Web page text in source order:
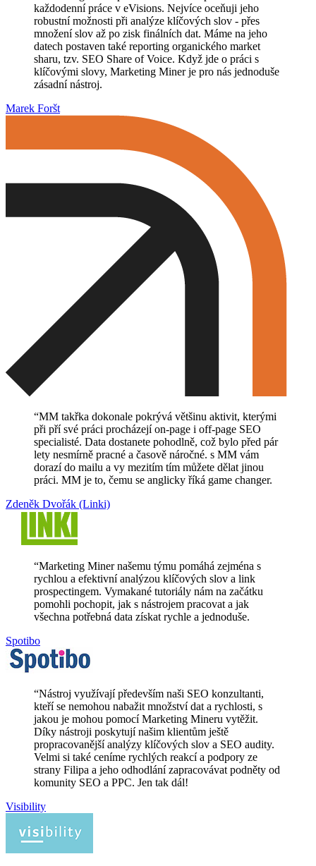
každodenní práce v eVisions. Nejvíce oceňuji jeho
robustní možnosti při analýze klíčových slov - přes
množení slov až po zisk finálních dat. Máme na jeho
datech postaven také reporting organického market
sharu, tzv. SEO Share of Voice. Když jde o práci s
klíčovými slovy, Marketing Miner je pro nás jednoduše
zásadní nástroj.
Marek Foršt
“MM takřka dokonale pokrývá většinu aktivit, kterými
při pří své práci procházejí on-page i off-page SEO
specialisté. Data dostanete pohodlně, což bylo před pár
lety nesmírně pracné a časově náročné. s MM vám
dorazí do mailu a vy mezitím tím můžete dělat jinou
práci. MM je to, čemu se anglicky říká game changer.
Zdeněk Dvořák (Linki)
“Marketing Miner našemu týmu pomáhá zejména s
rychlou a efektivní analýzou klíčových slov a link
prospectingem. Vymakané tutoriály nám na začátku
pomohli pochopit, jak s nástrojem pracovat a jak
všechna potřebná data získat rychle a jednoduše.
Spotibo
“Nástroj využívají především naši SEO konzultanti,
kteří se nemohou nabažit množství dat a rychlosti, s
jakou je mohou pomocí Marketing Mineru vytěžit.
Díky nástroji poskytují našim klientům ještě
propracovanější analýzy klíčových slov a SEO audity.
Velmi si také ceníme rychlých reakcí a podpory ze
strany Filipa a jeho odhodlání zapracovávat podněty od
komunity SEO a PPC. Jen tak dál!
Visibility